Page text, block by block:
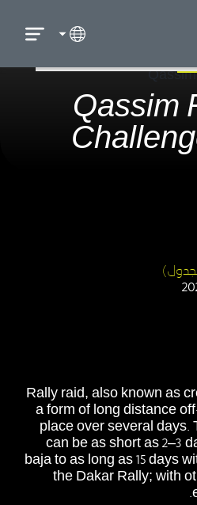
Qassim
Rally raid, also known as
a form of long distance
place over several
can be as short as 2–3
baja to as long as 15 days
the Dakar Rally; with